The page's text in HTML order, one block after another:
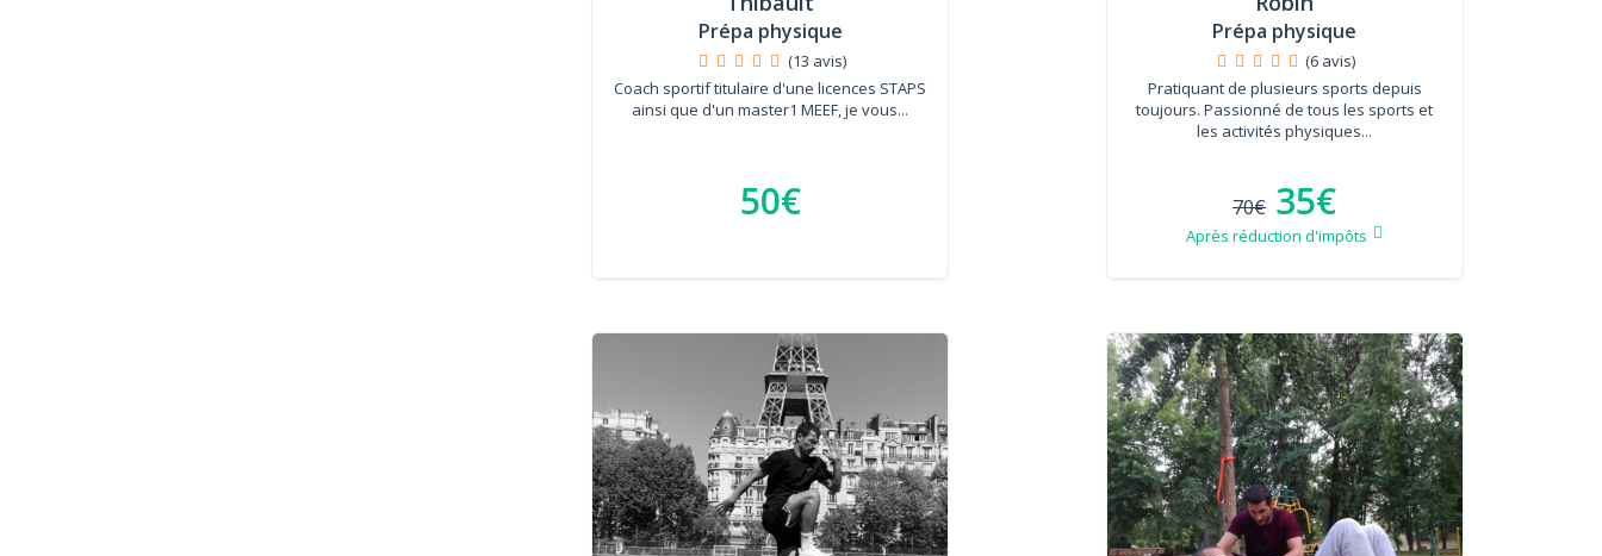
Prépa physique
(13 avis)
Coach sportif titulaire d'une licences STAPS
ainsi que d'un master1 MEEF, je vous...
50€
Prépa physique
(6 avis)
Pratiquant de plusieurs sports depuis
toujours. Passionné de tous les sports et
les activités physiques...
70€ 35€
Après réduction d'impôts